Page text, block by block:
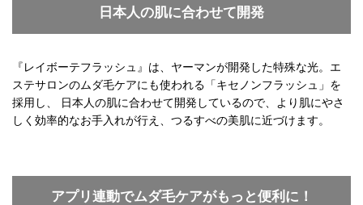
日本人の肌に合わせて開発
『レイボーテフラッシュ』は、ヤーマンが開発した特殊な光。エ
ステサロンのムダ毛ケアにも使われる「キセノンフラッシュ」を
採用し、 日本人の肌に合わせて開発しているので、より肌にやさ
しく効率的なお手入れが行え、つるすべの美肌に近づけます。
アプリ連動でムダ毛ケアがもっと便利に！